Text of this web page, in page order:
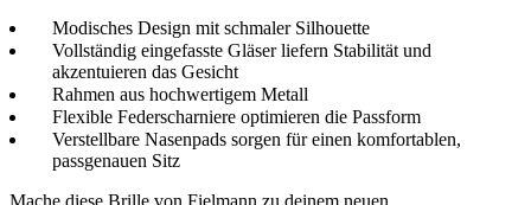
Modisches Design mit schmaler Silhouette
Vollständig eingefasste Gläser liefern Stabilität und
akzentuieren das Gesicht
Rahmen aus hochwertigem Metall
Flexible Federscharniere optimieren die Passform
Verstellbare Nasenpads sorgen für einen komfortablen,
passgenauen Sitz